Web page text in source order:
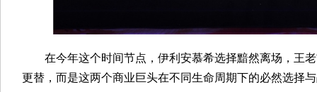
在今年这个时间节点，伊利安慕希选择黯然离场，王
更替，而是这两个商业巨头在不同生命周期下的必然选择